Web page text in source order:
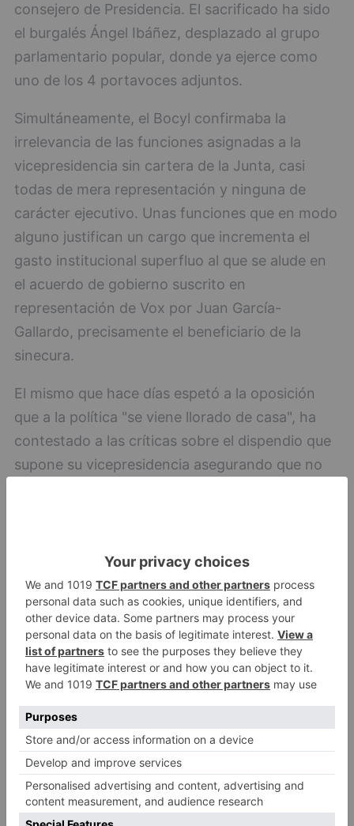
consejero de Presidencia. El sacrificado ha sido
el burgalés Ángel Ibáñez, desplazado al grupo
parlamentario popular, donde ya ejerce como
uno de los 4 portavoces adjuntos.
Simultáneamente, el Bocyl confirmaba la
irrelevancia de las funciones asignadas a la
vicepresidencia sin cartera de la Junta, casi
todas de mera representación y ninguna de
carácter ejecutivo. Unas funciones que en modo
alguno justifican un cargo que incrementa el
gasto institucional superfluo al que se alude en
el acuerdo de gobierno suscrito en
representación de Vox por Juan García-
Gallardo, precisamente el beneficiario de la
sinecura.
El mismo que hace días espetó a la oposición
que a la política "se viene llorado de casa", ha
contestado a las críticas sobre el dispendio que
supone su vicepresidencia asegurando que no
oficiales que va a desempeñar justifican la
retribución próxima a los 80.000 euros anuales
que va a percibir con cargo al erario, cuantía a la
que hay que añadir coche oficial, asesores y
demás parafernalia.
La verdadera misión de García-Gallardo no viene
en el Bocyl, ya que no es otra que ejercer como
una especie de edecán de Abascal encargado de
poner al corriente al líder de Vox sobre cualquier
desviacionismo o incumplimiento de lo pactado
con el PP. Tanto es así que antes de su